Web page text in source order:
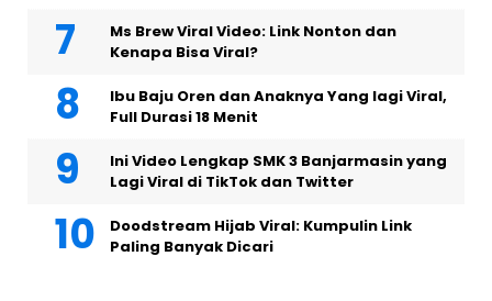
Ms Brew Viral Video: Link Nonton dan
Kenapa Bisa Viral?
Ibu Baju Oren dan Anaknya Yang lagi Viral,
Full Durasi 18 Menit
Ini Video Lengkap SMK 3 Banjarmasin yang
Lagi Viral di TikTok dan Twitter
Doodstream Hijab Viral: Kumpulin Link
Paling Banyak Dicari